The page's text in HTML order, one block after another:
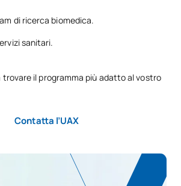
di ricerca biomedica.
sanitari.
trovare il programma più adatto al vostro
Contatta l’UAX